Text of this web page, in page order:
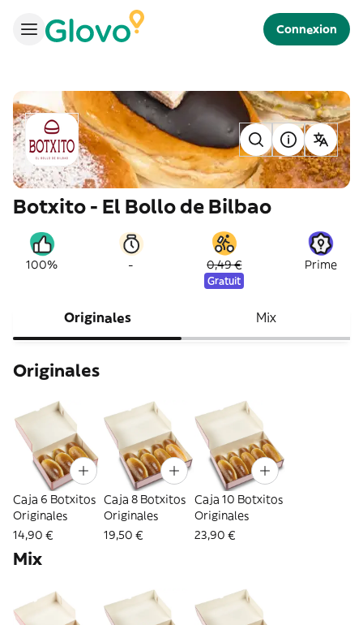
Connexion
Botxito - El Bollo de Bilbao
100% - 0,49 €
Gratuit
Prime
Originales Mix
Originales
Caja 6 Botxitos
Originales
14,90 €
Caja 8 Botxitos
Originales
19,50 €
Caja 10 Botxitos
Originales
23,90 €
Mix